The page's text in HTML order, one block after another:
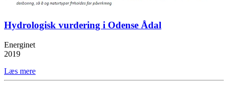
Hydrologisk vurdering i Odense Ådal
Energinet
2019
Læs mere